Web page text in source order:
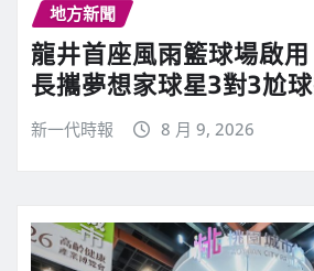
地方新聞
龍井首座風雨籃球場啟
長攜夢想家球星3對3尬
新一代時報 8 月 9, 2026